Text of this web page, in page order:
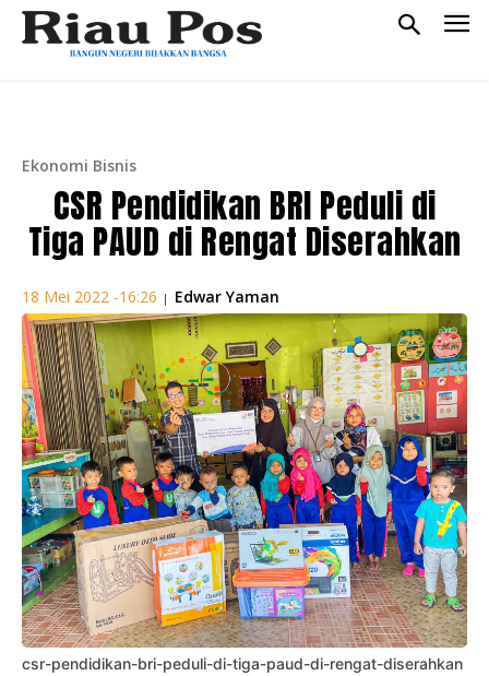
Ekonomi Bisnis
CSR Pendidikan BRI Peduli di
Tiga PAUD di Rengat Diserahkan
18 Mei 2022 -16:26 | Edwar Yaman
csr-pendidikan-bri-peduli-di-tiga-paud-di-rengat-diserahkan